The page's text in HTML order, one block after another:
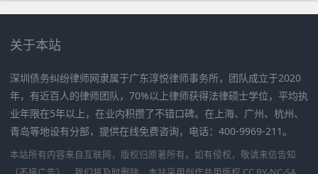
关于本站
深圳债务纠纷律师网隶属于广东淳悦律师事务所，团队成立于2020
年，有近百人的律师团队，70%以上律师获得法律硕士学位，平均执
业年限在5年以上，在业内积攒了不错口碑。在上海、广州、杭州、
青岛等地设有分部，提供在线免费咨询，电话：400-9969-211。
本站所有内容来自互联网，版权归原著所有。如有侵权，敬请来信告知